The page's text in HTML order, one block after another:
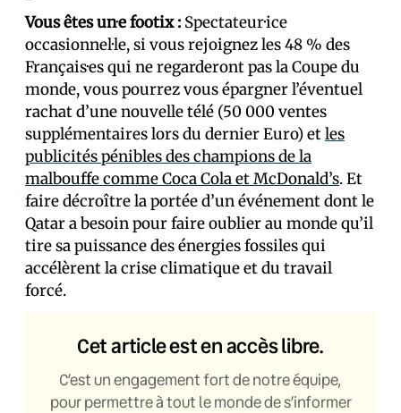
Vous êtes un·e footix : Spectateur·ice
occasionnel·le, si vous rejoignez les 48 % des
Français·es qui ne regarderont pas la Coupe du
monde, vous pourrez vous épargner l’éventuel
rachat d’une nouvelle télé (50 000 ventes
supplémentaires lors du dernier Euro) etles
publicités pénibles des champions de la
malbouffe comme Coca Cola et McDonald’s. Et
faire décroître la portée d’un événement dont le
Qatar a besoin pour faire oublier au monde qu’il
tire sa puissance des énergies fossiles qui
accélèrent la crise climatique et du travail
forcé.
Cet article est en accès libre.
C’est un engagement fort de notre équipe,
pour permettre à tout le monde de s’informer